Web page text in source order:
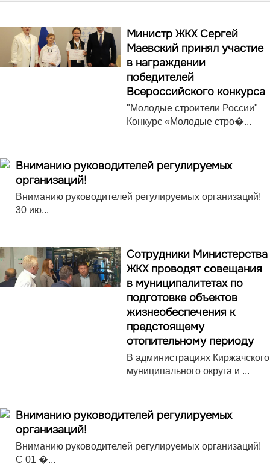
Министр ЖКХ Сергей
Маевский принял участие
в награждении
победителей
Всероссийского конкурса
"Молодые строители России"
Конкурс «Молодые стро�...
Вниманию руководителей регулируемых
организаций!
Вниманию руководителей регулируемых организаций!
30 ию...
Сотрудники Министерства
ЖКХ проводят совещания
в муниципалитетах по
подготовке объектов
жизнеобеспечения к
предстоящему
отопительному периоду
В администрациях Киржачского
муниципального округа и ...
Вниманию руководителей регулируемых
организаций!
Вниманию руководителей регулируемых организаций!
С 01 �...